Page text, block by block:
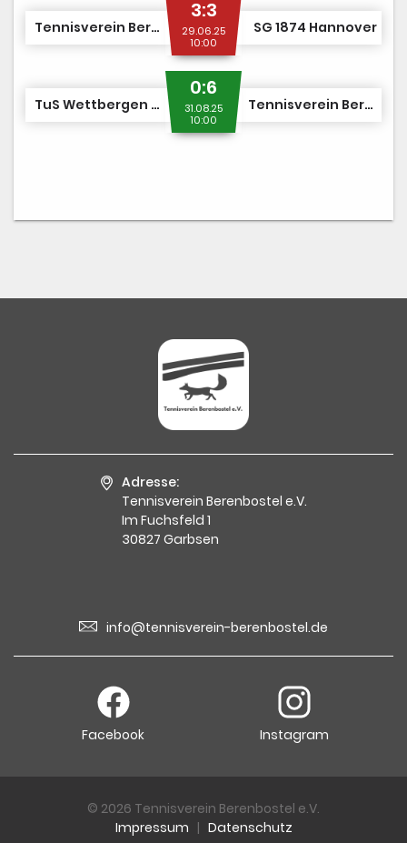
Tennisverein Berenbostel
3:3
29.06.25
10:00
SG 1874 Hannover
TuS Wettbergen Hannover
0:6
31.08.25
10:00
Tennisverein Berenbostel
Adresse:
Tennisverein Berenbostel e.V.
Im Fuchsfeld 1
30827 Garbsen
info@tennisverein-berenbostel.de
Facebook Instagram
© 2026 Tennisverein Berenbostel e.V.
Impressum | Datenschutz